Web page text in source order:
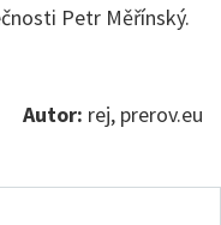
Petr Měřínský.
Autor: rej, prerov.eu